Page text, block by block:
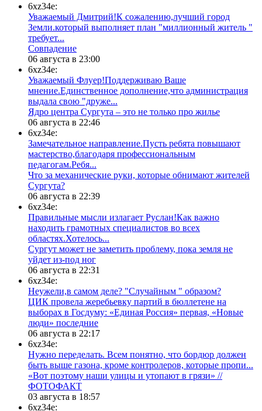
6xz34e:
Уважаемый Дмитрий!К сожалению,лучший город
Земли.который выполняет план "миллионный житель "
требует...
​Совпадение
06 августа в 23:00
6xz34e:
Уважаемый Флуер!Поддерживаю Ваше
мнение.Единственное дополнение,что администрация
выдала свою "друже...
​Ядро центра Сургута ‒ это не только про жилье
06 августа в 22:46
6xz34e:
Замечательное направление.Пусть ребята повышают
мастерство,благодаря профессиональным
педагогам.Ребя...
​Что за механические руки, которые обнимают жителей
Сургута?
06 августа в 22:39
6xz34e:
Правильные мысли излагает Руслан!Как важно
находить грамотных специалистов во всех
областях.Хотелось...
Сургут может не заметить проблему, пока земля не
уйдет из-под ног
06 августа в 22:31
6xz34e:
Неужели,в самом деле? "Случайным " образом?
ЦИК провела жеребьевку партий в бюллетене на
выборах в Госдуму: «Единая Россия» первая, «Новые
люди» последние
06 августа в 22:17
6xz34e:
Нужно переделать. Всем понятно, что бордюр должен
быть выше газона, кроме контролеров, которые пропи...
«Вот поэтому наши улицы и утопают в грязи» //
ФОТОФАКТ
03 августа в 18:57
6xz34e: